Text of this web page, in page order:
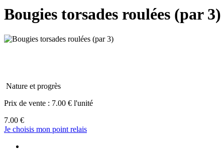
Bougies torsades roulées (par 3)
Nature et progrès
Prix de vente : 7.00 € l'unité
7.00 €
Je choisis mon point relais